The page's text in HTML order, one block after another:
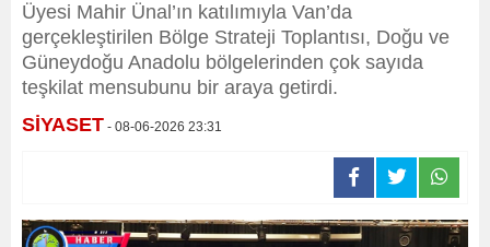
Üyesi Mahir Ünal’ın katılımıyla Van’da
gerçekleştirilen Bölge Strateji Toplantısı, Doğu ve
Güneydoğu Anadolu bölgelerinden çok sayıda
teşkilat mensubunu bir araya getirdi.
SİYASET - 08-06-2026 23:31